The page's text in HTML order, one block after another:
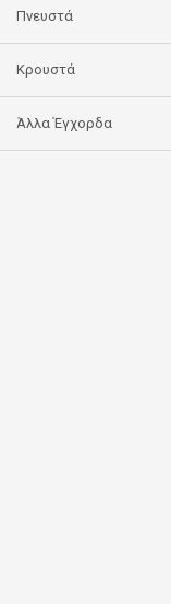
Πνευστά
Κρουστά
Άλλα Έγχορδα